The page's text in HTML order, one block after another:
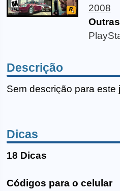
2008
Descrição
Sem descrição para este
Dicas
18 Dicas
Códigos para o celular